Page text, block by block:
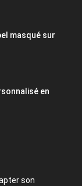
masqué sur
en
son